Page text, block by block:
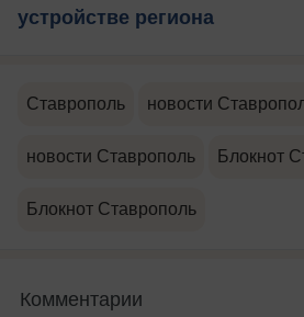
устройстве региона
Ставрополь новости
новости Ставрополь Блокнот
Блокнот Ставрополь
Комментарии